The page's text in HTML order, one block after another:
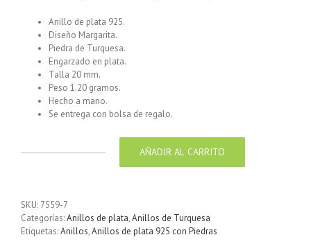
Anillo de plata 925.
Diseño Margarita.
Piedra de Turquesa.
Engarzado en plata.
Talla 20 mm.
Peso 1.20 gramos.
Hecho a mano.
Se entrega con bolsa de regalo.
margarita
Turquesa
20
AÑADIR AL CARRITO
SKU: 7559-7
Categorías:Anillos de plata,Anillos de Turquesa
Etiquetas:Anillos,Anillos de plata 925 con Piedras